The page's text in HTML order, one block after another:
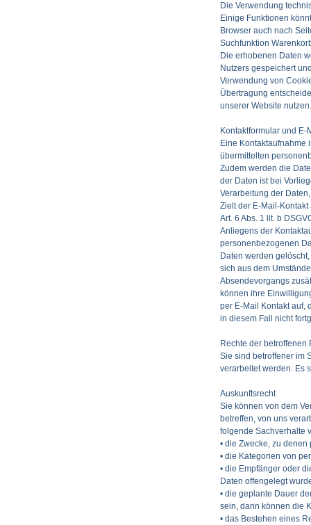
Die Verwendung
Einige Funktionen
Browser auch nach
Suchfunktion
Die erhobenen Daten
Nutzers gespeichert
Verwendung von
Übertragung
unserer Website nutzen.
Kontaktformular und E-
Eine Kontaktaufnahme
übermittelten
Zudem werden die
der Daten ist bei
Verarbeitung der
Zielt der E-Mail-
Art. 6 Abs. 1 lit. b
Anliegens der
personenbezogenen
Daten werden
sich aus dem
Absendevorgangs
können ihre
per E-Mail Kontakt auf,
in diesem Fall nicht
Rechte der betroffenen
Sie sind betroffener im
verarbeitet werden. Es
Auskunftsrecht
Sie können von dem
betreffen, von uns
folgende Sachverhalte
• die Zwecke, zu
• die Kategorien von
• die Empfänger oder
Daten offengelegt
• die geplante Dauer
sein, dann können die
• das Bestehen eines